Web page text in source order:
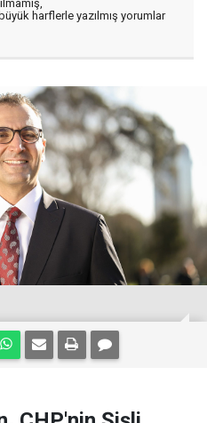
harflerle yazılmış yorumlar